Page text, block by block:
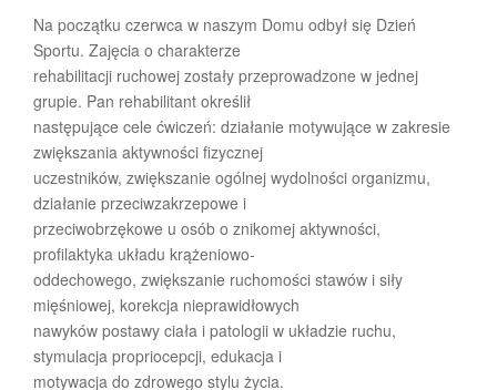
Na początku czerwca w naszym Domu odbył się Dzień
Sportu. Zajęcia o charakterze
rehabilitacji ruchowej zostały przeprowadzone w jednej
grupie. Pan rehabilitant określił
następujące cele ćwiczeń: działanie motywujące w zakresie
zwiększania aktywności fizycznej
uczestników, zwiększanie ogólnej wydolności organizmu,
działanie przeciwzakrzepowe i
przeciwobrzękowe u osób o znikomej aktywności,
profilaktyka układu krążeniowo-
oddechowego, zwiększanie ruchomości stawów i siły
mięśniowej, korekcja nieprawidłowych
nawyków postawy ciała i patologii w układzie ruchu,
stymulacja propriocepcji, edukacja i
motywacja do zdrowego stylu życia.